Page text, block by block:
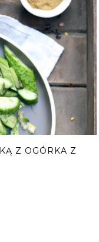
Z OGÓRKA Z